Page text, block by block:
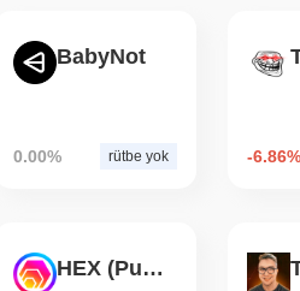
August 05 2026
TOKENIZATION CIRCLE
BitGo, Wrapped Bitcoin'in $7.4
Göçü $15 Milyara Yaklaşıyor
BabyNot
0.00% rütbe yok -6.86%
HEX (Pulsechain)